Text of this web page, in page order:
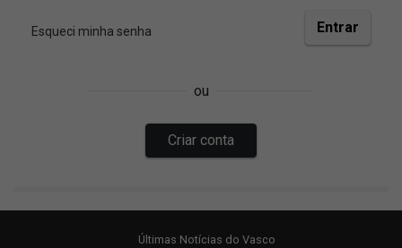
Últimas Notícias do Vasco